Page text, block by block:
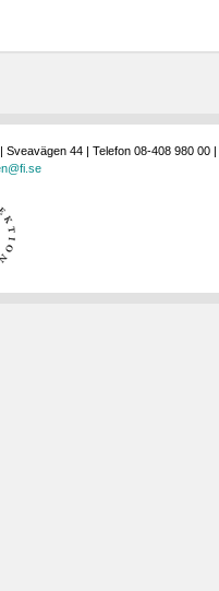
44 | Telefon 08-408 980 00 |